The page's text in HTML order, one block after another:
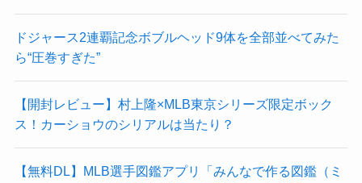
ドジャース2連覇記念ボブルヘッド9体を全部並べてみた
ら“圧巻すぎた”
【開封レビュー】村上隆×MLB東京シリーズ限定ボック
ス！カーショウのシリアルは当たり？
【無料DL】MLB選手図鑑アプリ「みんなで作る図鑑（ミ